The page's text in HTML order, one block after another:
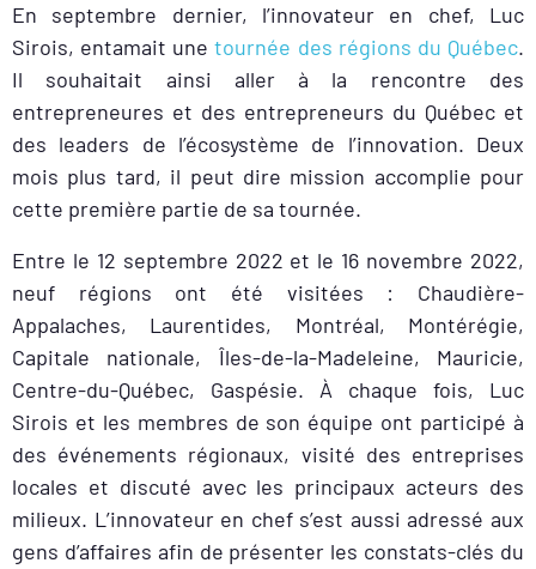
En septembre dernier, l’innovateur en chef, Luc
Sirois, entamait unetournée des régions du Québec.
Il souhaitait ainsi aller à la rencontre des
entrepreneures et des entrepreneurs du Québec et
des leaders de l’écosystème de l’innovation. Deux
mois plus tard, il peut dire mission accomplie pour
cette première partie de sa tournée.
Entre le 12 septembre 2022 et le 16 novembre 2022,
neuf régions ont été visitées : Chaudière-
Appalaches, Laurentides, Montréal, Montérégie,
Capitale nationale, Îles-de-la-Madeleine, Mauricie,
Centre-du-Québec, Gaspésie. À chaque fois, Luc
Sirois et les membres de son équipe ont participé à
des événements régionaux, visité des entreprises
locales et discuté avec les principaux acteurs des
milieux. L’innovateur en chef s’est aussi adressé aux
gens d’affaires afin de présenter les constats-clés du